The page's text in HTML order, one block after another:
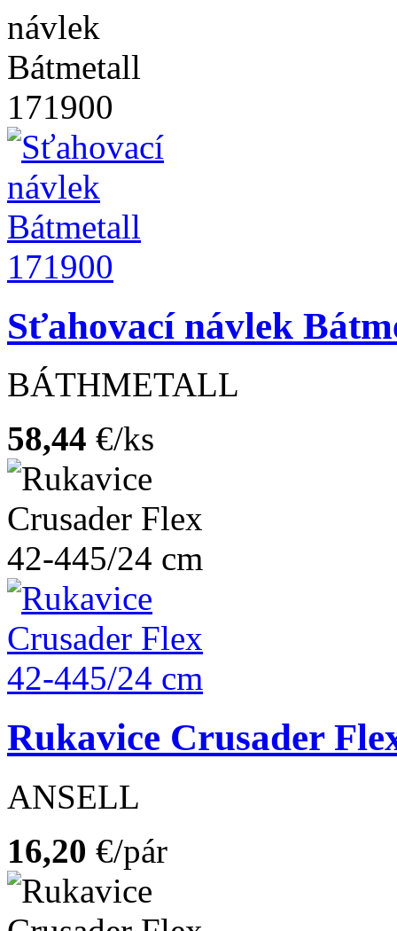
Sťahovací návlek
BÁTHMETALL
58,44 €/ks
Rukavice Crusader
ANSELL
16,20 €/pár